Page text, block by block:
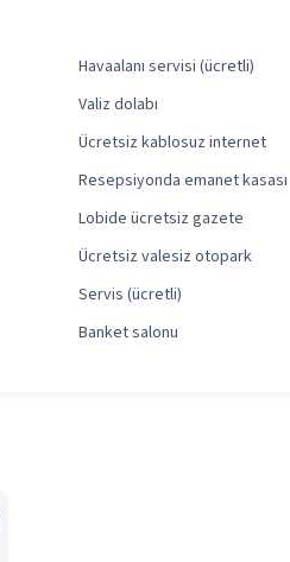
Havaalanı servisi (ücretli)
Valiz dolabı
Ücretsiz kablosuz internet
Resepsiyonda emanet kasası
Lobide ücretsiz gazete
Ücretsiz valesiz otopark
Servis (ücretli)
Banket salonu